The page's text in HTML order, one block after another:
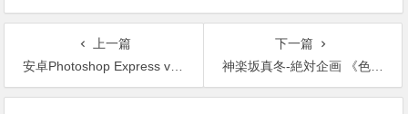
上一篇
安卓Photoshop Express v11.6.164【365娱乐资讯网】
下一篇
神楽坂真冬-絶対企画 《色の香り》[150P3V-783M]【365娱乐资讯网】